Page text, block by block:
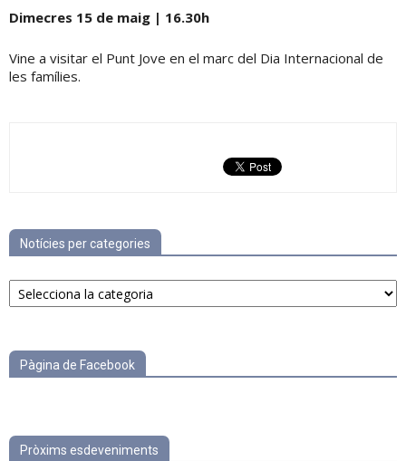
Dimecres 15 de maig | 16.30h
Vine a visitar el Punt Jove en el marc del Dia Internacional de
les famílies.
Notícies per categories
Notícies
per
Pàgina de Facebook
Pròxims esdeveniments